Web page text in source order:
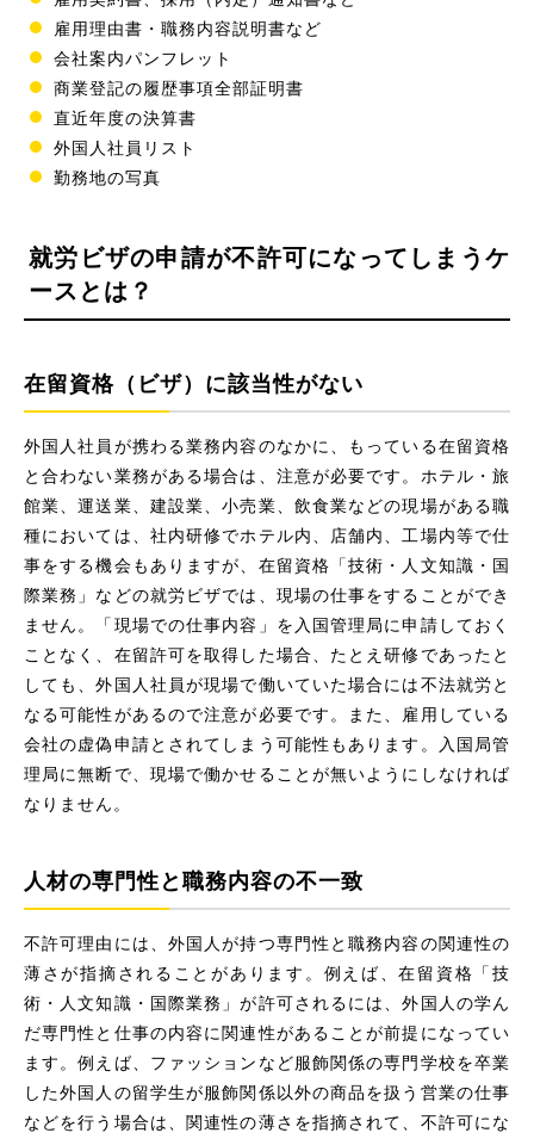
雇用理由書・職務内容説明書など
会社案内パンフレット
商業登記の履歴事項全部証明書
直近年度の決算書
外国人社員リスト
勤務地の写真
就労ビザの申請が不許可になってしまうケ
ースとは？
在留資格（ビザ）に該当性がない
外国人社員が携わる業務内容のなかに、もっている在留資格
と合わない業務がある場合は、注意が必要です。ホテル・旅
館業、運送業、建設業、小売業、飲食業などの現場がある職
種においては、社内研修でホテル内、店舗内、工場内等で仕
事をする機会もありますが、在留資格「技術・人文知識・国
際業務」などの就労ビザでは、現場の仕事をすることができ
ません。「現場での仕事内容」を入国管理局に申請しておく
ことなく、在留許可を取得した場合、たとえ研修であったと
しても、外国人社員が現場で働いていた場合には不法就労と
なる可能性があるので注意が必要です。また、雇用している
会社の虚偽申請とされてしまう可能性もあります。入国局管
理局に無断で、現場で働かせることが無いようにしなければ
なりません。
人材の専門性と職務内容の不一致
不許可理由には、外国人が持つ専門性と職務内容の関連性の
薄さが指摘されることがあります。例えば、在留資格「技
術・人文知識・国際業務」が許可されるには、外国人の学ん
だ専門性と仕事の内容に関連性があることが前提になってい
ます。例えば、ファッションなど服飾関係の専門学校を卒業
した外国人の留学生が服飾関係以外の商品を扱う営業の仕事
などを行う場合は、関連性の薄さを指摘されて、不許可にな